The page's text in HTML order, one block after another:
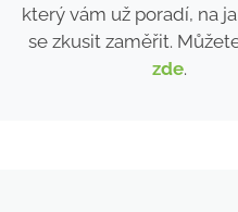
který vám už poradí, na
se zkusit zaměřit.
zde.